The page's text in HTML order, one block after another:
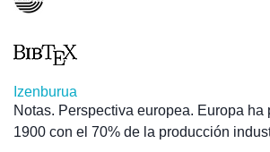
Izenburua
Notas. Perspectiva europea. Europa ha
1900 con el 70% de la producción